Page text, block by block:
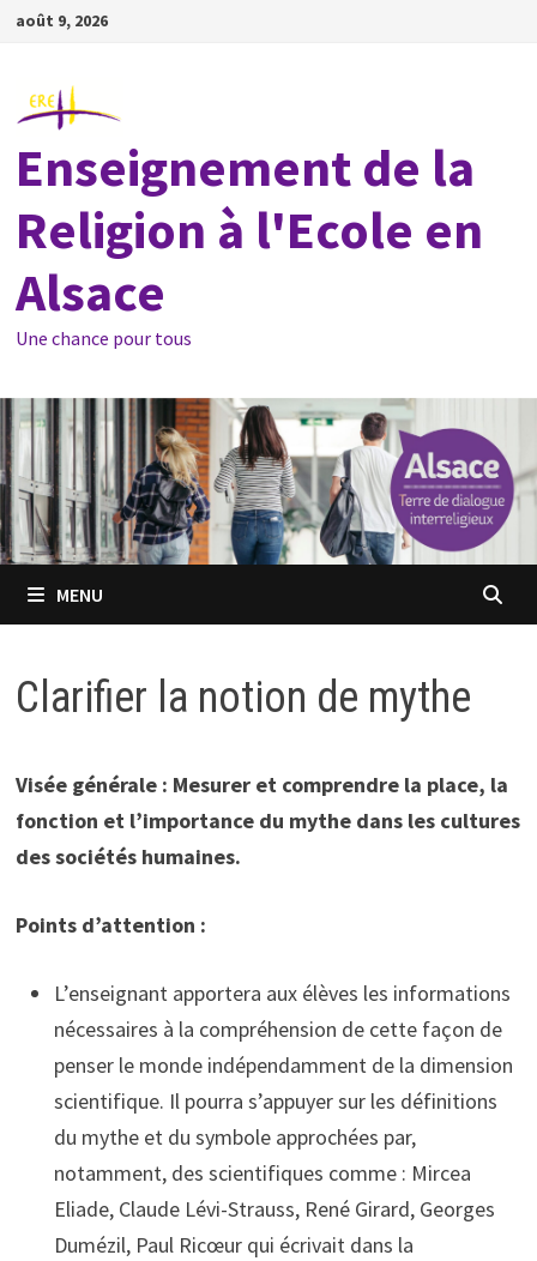
Passer
août 9, 2026
Enseignement de la
Religion à l'Ecole en
Alsace
Une chance pour tous
MENU
Clarifier la notion de mythe
Visée générale : Mesurer et comprendre la place, la
fonction et l’importance du mythe dans les cultures
des sociétés humaines.
Points d’attention :
L’enseignant apportera aux élèves les informations
nécessaires à la compréhension de cette façon de
penser le monde indépendamment de la dimension
scientifique. Il pourra s’appuyer sur les définitions
du mythe et du symbole approchées par,
notamment, des scientifiques comme : Mircea
Eliade, Claude Lévi-Strauss, René Girard, Georges
Dumézil, Paul Ricœur qui écrivait dans la